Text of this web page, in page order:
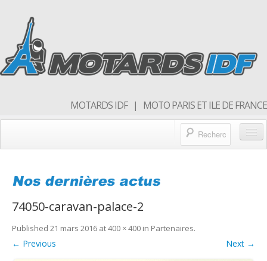
MOTARDS IDF | MOTO PARIS ET ILE DE FRANCE
Forum
Balades & sorties moto
Qui sommes nous
74050-caravan-palace-2
Published 21 mars 2016 at400 × 400 in Partenaires.
← Previous Next →